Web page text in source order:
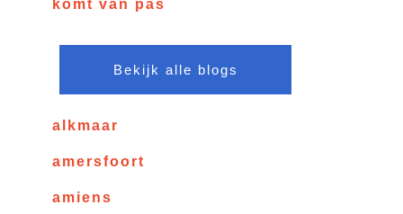
komt van pas
Bekijk alle blogs
alkmaar
amersfoort
amiens